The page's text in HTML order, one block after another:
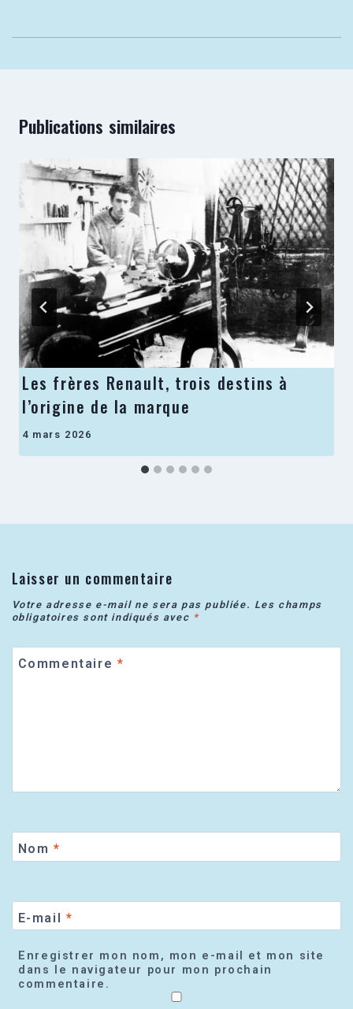
Publications similaires
Les frères Renault, trois destins à
l’origine de la marque
4 mars 2026
Laisser un commentaire
Votre adresse e-mail ne sera pas publiée. Les champs
obligatoires sont indiqués avec *
Commentaire *
Nom *
E-mail *
Enregistrer mon nom, mon e-mail et mon site
dans le navigateur pour mon prochain
commentaire.